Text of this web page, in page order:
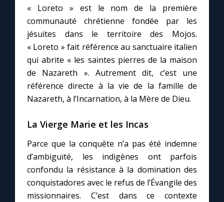
Avec Thérèse de Lisieux
L'Évangile chaque jour
Les premiers samedis du mois
Marie qui défait les nœuds
Me consacrer à Jésus par Marie
Mes intentions de prière
« Loreto » est le nom de la première
communauté chrétienne fondée par les
jésuites dans le territoire des Mojos.
« Loreto » fait référence au sanctuaire italien
qui abrite « les saintes pierres de la maison
de Nazareth ». Autrement dit, c’est une
référence directe à la vie de la famille de
Nazareth, à l’Incarnation, à la Mère de Dieu.
La Vierge Marie et les Incas
Parce que la conquête n’a pas été indemne
d’ambiguïté, les indigènes ont parfois
confondu la résistance à la domination des
conquistadores avec le refus de l’Évangile des
missionnaires. C’est dans ce contexte